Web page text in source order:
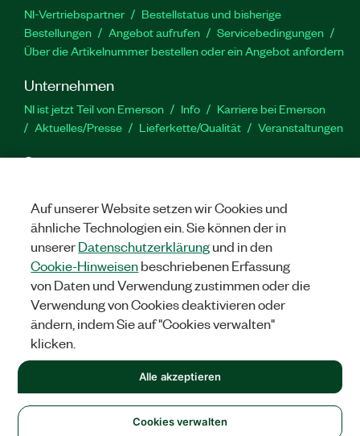
NI-Vertriebspartner
Bestellstatus und bisherige
Bestellungen
Angebot aufrufen
Servicebedingungen
Über die Artikelnummer bestellen oder ein Angebot anfordern
Unternehmen
NI ist jetzt Teil von Emerson Info
Karriere bei Emerson
Aktuelles/Presse
Lieferkette/Qualität Veranstaltungen
Support
Produktaktivierung
Serviceanfrage stellen
Feedback
zur Website
YouTube
Twitter
© 2026
VORBEHALTEN.
Auf unserer Website setzen wir Cookies und
ähnliche Technologien ein. Sie können der in
unsererDatenschutzerklärungund in den
Cookie-Hinweisenbeschriebenen Erfassung
von Daten und Verwendung zustimmen oder die
Verwendung von Cookies deaktivieren oder
ändern, indem Sie auf "Cookies verwalten"
klicken.
Cookies verwalten
Alle akzeptieren